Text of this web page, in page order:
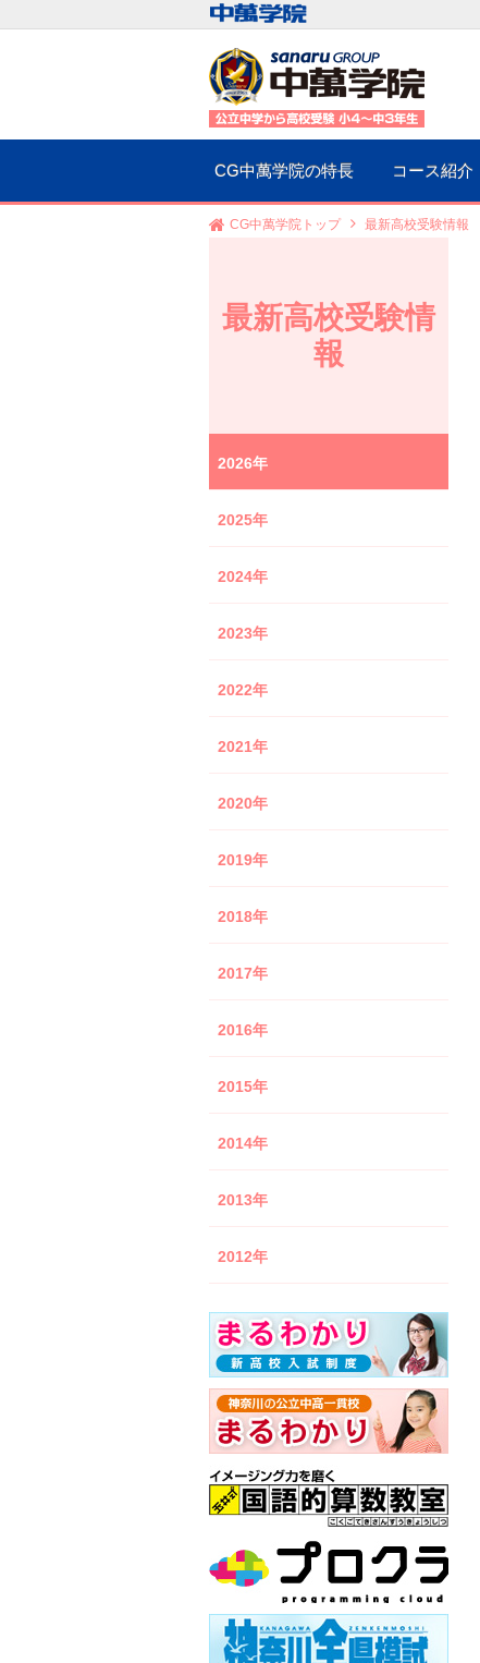
CG中萬学院の特長 コース紹介
CG中萬学院トップ 最新高校受験情報
最新高校受験情
報
2026年
2025年
2024年
2023年
2022年
2021年
2020年
2019年
2018年
2017年
2016年
2015年
2014年
2013年
2012年